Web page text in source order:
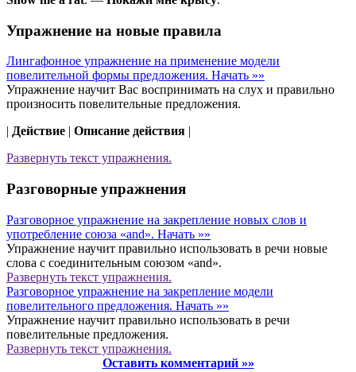
Упражнение на новые правила
Лингафонное упражнение на применение модели
повелительной формы предложения. Начать »»
Упражнение научит Вас воспринимать на слух и правильно
произносить повелительные предложения.
| Действие | Описание действия |
Развернуть текст упражнения.
Разговорные упражнения
Разговорное упражнение на закрепление новых слов и
употребление союза «and». Начать »»
Упражнение научит правильно использовать в речи новые
слова с соединительным союзом «and».
Развернуть текст упражнения.
Разговорное упражнение на закрепление модели
повелительного предложения. Начать »»
Упражнение научит правильно использовать в речи
повелительные предложения.
Развернуть текст упражнения.
Оставить комментарий »»